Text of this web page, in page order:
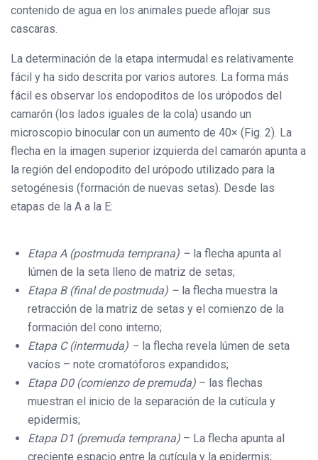
contenido de agua en los animales puede aflojar sus
cascaras.
La determinación de la etapa intermudal es relativamente
fácil y ha sido descrita por varios autores. La forma más
fácil es observar los endopoditos de los urópodos del
camarón (los lados iguales de la cola) usando un
microscopio binocular con un aumento de 40× (Fig. 2). La
flecha en la imagen superior izquierda del camarón apunta a
la región del endopodito del urópodo utilizado para la
setogénesis (formación de nuevas setas). Desde las
etapas de la A a la E:
Etapa A (postmuda temprana) – la flecha apunta al
lúmen de la seta lleno de matriz de setas;
Etapa B (final de postmuda) – la flecha muestra la
retracción de la matriz de setas y el comienzo de la
formación del cono interno;
Etapa C (intermuda) – la flecha revela lúmen de seta
vacíos – note cromatóforos expandidos;
Etapa D0 (comienzo de premuda) – las flechas
muestran el inicio de la separación de la cutícula y
epidermis;
Etapa D1 (premuda temprana) – La flecha apunta al
creciente espacio entre la cutícula y la epidermis;